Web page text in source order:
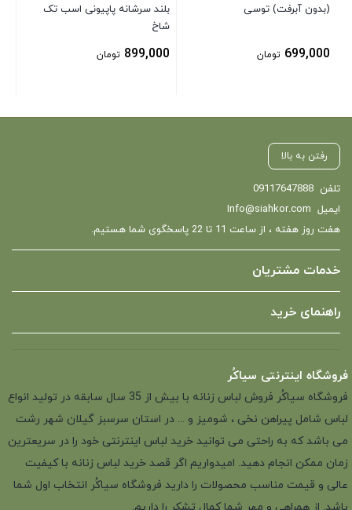
(بدون آبرفت) توسی
699,000 تومان
بلند سرشانه پاپیونی اسب تک
شاخ
899,000 تومان
رفتن به بالا
تلفن 09117647888
ایمیل Info@siahkor.com
هفت روز هفته ، از ساعت 11 تا 22 پاسخگوی شما هستیم.
خدمات مشتریان
راهنمای خرید
فروشگاه اینترنتی سیاکُر
فروشگاه سیاکُر فروش لباس زنانه با بیش از 35 سال سابقه در تولید انواع
لباس شامل پیراهن نخی ، شومیز و ... در استان سرسبز گیلان شهر رشت
می باشد که به راحتی می توانید خرید لباس اینترنتی خود را در سریعترین
زمان ممکن انجام دهید. امیدواریم اگر قصد خرید لباس زنانه با کیفیت
عالی و قیمت مناسب محصولات را دارید فروشگاه سیاکُر انتخاب اول شما